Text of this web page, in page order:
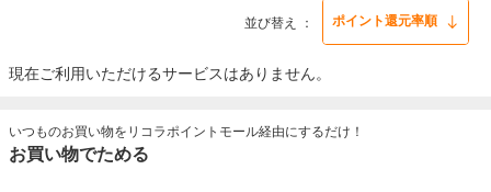
並び替え
現在ご利用いただけるサービスはありません。
いつものお買い物をリコラポイントモール経由にするだけ！
お買い物でためる